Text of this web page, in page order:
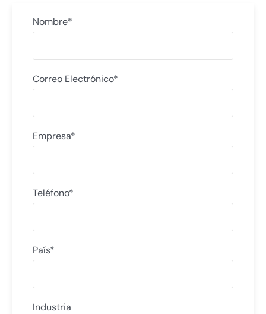
Nombre*
Correo Electrónico*
Empresa*
Teléfono*
País*
Industria